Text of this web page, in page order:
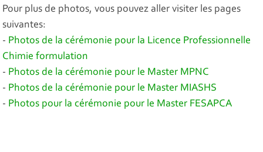
Pour plus de photos, vous pouvez aller visiter les pages
suivantes:
- Photos de la cérémonie pour la Licence Professionnelle
Chimie formulation
- Photos de la cérémonie pour le Master MPNC
- Photos de la cérémonie pour le Master MIASHS
- Photos pour la cérémonie pour le Master FESAPCA